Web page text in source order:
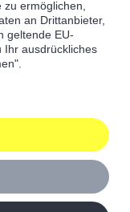
ermöglichen,
an Drittanbieter,
geltende EU-
Ihr ausdrückliches